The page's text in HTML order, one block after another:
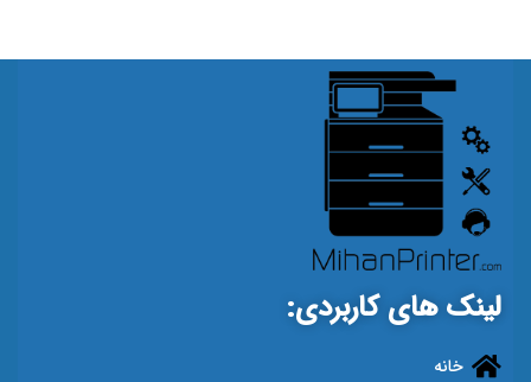
لینک های کاربردی:
خانه